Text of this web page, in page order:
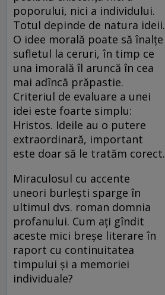
poporului, nici a individului.
Totul depinde de natura ideii.
O idee morală poate să înalțe
sufletul la ceruri, în timp ce
una imorală îl aruncă în cea
mai adîncă prăpastie.
Criteriul de evaluare a unei
idei este foarte simplu:
Hristos. Ideile au o putere
extraordinară, important
este doar să le tratăm corect.
Miraculosul cu accente
uneori burlești sparge în
ultimul dvs. roman domnia
profanului. Cum ați gîndit
aceste mici breșe literare în
raport cu continuitatea
timpului și a memoriei
individuale?